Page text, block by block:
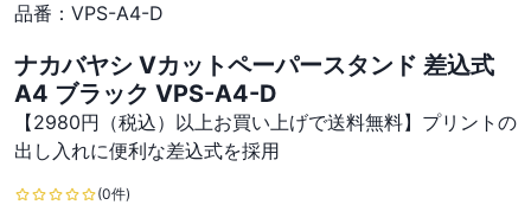
品番： VPS-A4-D
ナカバヤシ Vカットペーパースタンド 差込式
A4 ブラック VPS-A4-D
【2980円（税込）以上お買い上げで送料無料】プリントの
出し入れに便利な差込式を採用
(0件)